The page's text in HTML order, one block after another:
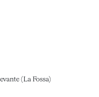
(La Fossa)